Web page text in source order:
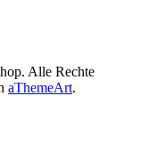
Alle Rechte
aThemeArt.